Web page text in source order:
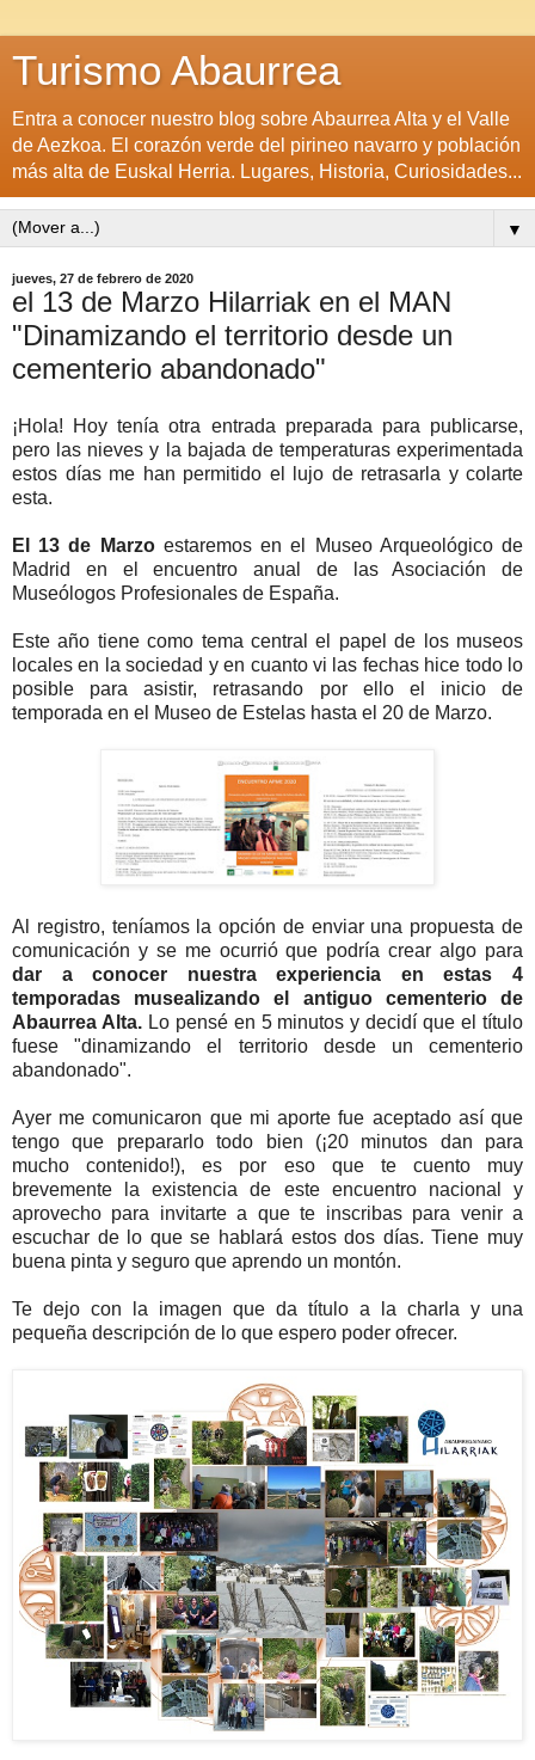
Turismo Abaurrea
Entra a conocer nuestro blog sobre Abaurrea Alta y el Valle
de Aezkoa. El corazón verde del pirineo navarro y población
más alta de Euskal Herria. Lugares, Historia, Curiosidades...
▼
jueves, 27 de febrero de 2020
el 13 de Marzo Hilarriak en el MAN
"Dinamizando el territorio desde un
cementerio abandonado"
¡Hola! Hoy tenía otra entrada preparada para publicarse,
pero las nieves y la bajada de temperaturas experimentada
estos días me han permitido el lujo de retrasarla y colarte
esta.
El 13 de Marzoestaremos en el Museo Arqueológico de
Madrid en el encuentro anual de las Asociación de
Museólogos Profesionales de España.
Este año tiene como tema central el papel de los museos
locales en la sociedad y en cuanto vi las fechas hice todo lo
posible para asistir, retrasando por ello el inicio de
temporada en el Museo de Estelas hasta el 20 de Marzo.
Al registro, teníamos la opción de enviar una propuesta de
comunicación y se me ocurrió que podría crear algo para
dar a conocer nuestra experiencia en estas 4
temporadas musealizando el antiguo cementerio de
Abaurrea Alta.Lo pensé en 5 minutos y decidí que el título
fuese "dinamizando el territorio desde un cementerio
abandonado".
Ayer me comunicaron que mi aporte fue aceptado así que
tengo que prepararlo todo bien (¡20 minutos dan para
mucho contenido!), es por eso que te cuento muy
brevemente la existencia de este encuentro nacional y
aprovecho para invitarte a que te inscribas para venir a
escuchar de lo que se hablará estos dos días. Tiene muy
buena pinta y seguro que aprendo un montón.
Te dejo con la imagen que da título a la charla y una
pequeña descripción de lo que espero poder ofrecer.